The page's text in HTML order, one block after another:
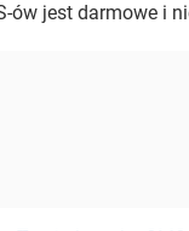
ów jest darmowe i